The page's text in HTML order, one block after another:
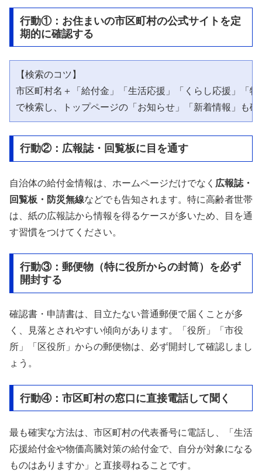
行動①：お住まいの市区町村の公式サイトを定
期的に確認する
【検索のコツ】
市区町村名＋「給付金」「生活応援」「くらし応援」「
行動②：広報誌・回覧板に目を通す
自治体の給付金情報は、ホームページだけでなく 広報誌・
回覧板・防災無線などでも告知されます。特に高齢者世帯
は、紙の広報誌から情報を得るケースが多いため、目を通
す習慣をつけてください。
行動③：郵便物（特に役所からの封筒）を必ず
開封する
確認書・申請書は、目立たない普通郵便で届くことが多
く、見落とされやすい傾向があります。「役所」「市役
所」「区役所」からの郵便物は、必ず開封して確認しまし
ょう。
行動④：市区町村の窓口に直接電話して聞く
最も確実な方法は、市区町村の代表番号に電話し、「生活
応援給付金や物価高騰対策の給付金で、自分が対象になる
ものはありますか」と直接尋ねることです。